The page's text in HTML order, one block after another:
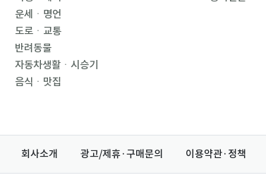
운세ㆍ명언
도로ㆍ교통
반려동물
자동차생활ㆍ시승기
음식ㆍ맛집
회사소개 광고/제휴·구매문의 이용약관·정책